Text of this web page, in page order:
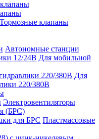
Тормозные клапаны
Автономные станции
Для мобильной
Для
220/380В
Электровентиляторы
(БРС)
Пластмассовые